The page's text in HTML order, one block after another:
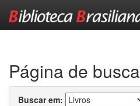
Página de busca
Buscar em: